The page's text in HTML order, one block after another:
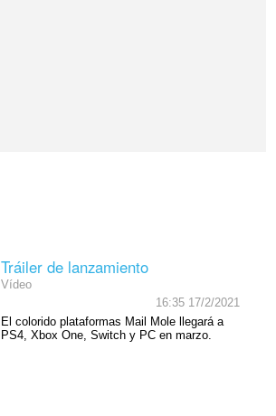
Tráiler de lanzamiento
Vídeo
16:35 17/2/2021
El colorido plataformas Mail Mole llegará a
PS4, Xbox One, Switch y PC en marzo.